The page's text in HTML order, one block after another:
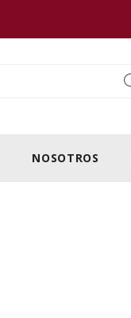
NOSOTROS